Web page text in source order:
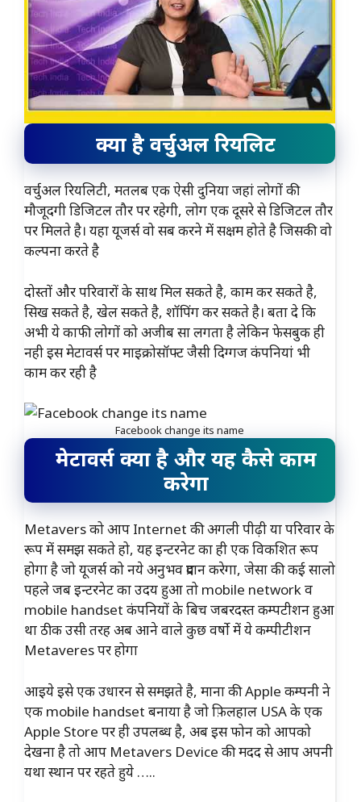
क्या है वर्चुअल रियलिट
वर्चुअल रियलिटी, मतलब एक ऐसी दुनिया जहां लोगों की
मौजूदगी डिजिटल तौर पर रहेगी, लोग एक दूसरे से डिजिटल तौर
पर मिलते है। यहा यूजर्स वो सब करने में सक्षम होते है जिसकी वो
कल्पना करते है
दोस्तों और परिवारों के साथ मिल सकते है, काम कर सकते है,
सिख सकते है, खेल सकते है, शॉपिंग कर सकते है। बता दे कि
अभी ये काफी लोगों को अजीब सा लगता है लेकिन फेसबुक ही
नही इस मेटावर्स पर माइक्रोसॉफ्ट जैसी दिग्गज कंपनियां भी
काम कर रही है
Facebook change its name
मेटावर्स क्या है और यह कैसे काम
करेगा
Metavers को आप Internet की अगली पीढ़ी या परिवार के
रूप में समझ सकते हो, यह इन्टरनेट का ही एक विकशित रूप
होगा है जो यूजर्स को नये अनुभव प्रदान करेगा, जेसा की कई सालो
पहले जब इन्टरनेट का उदय हुआ तो mobile network व
mobile handset कंपनियों के बिच जबरदस्त कम्पटीशन हुआ
था ठीक उसी तरह अब आने वाले कुछ वर्षो में ये कम्पीटीशन
Metaveres पर होगा
आइये इसे एक उधारन से समझते है, माना की Apple कम्पनी ने
एक mobile handset बनाया है जो फ़िलहाल USA के एक
Apple Store पर ही उपलब्ध है, अब इस फोन को आपको
देखना है तो आप Metavers Device की मदद से आप अपनी
यथा स्थान पर रहते हुये …..